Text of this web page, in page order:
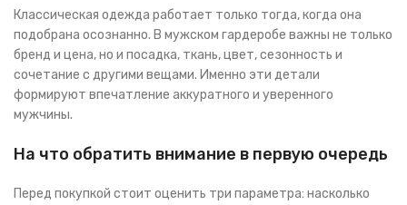
Классическая одежда работает только тогда, когда она
подобрана осознанно. В мужском гардеробе важны не только
бренд и цена, но и посадка, ткань, цвет, сезонность и
сочетание с другими вещами. Именно эти детали
формируют впечатление аккуратного и уверенного
мужчины.
На что обратить внимание в первую очередь
Перед покупкой стоит оценить три параметра: насколько